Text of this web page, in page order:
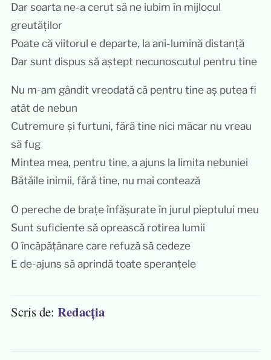
Dar soarta ne-a cerut să ne iubim în mijlocul
greutăților
Poate că viitorul e departe, la ani-lumină distanță
Dar sunt dispus să aștept necunoscutul pentru tine
Nu m-am gândit vreodată că pentru tine aș putea fi
atât de nebun
Cutremure și furtuni, fără tine nici măcar nu vreau
să fug
Mintea mea, pentru tine, a ajuns la limita nebuniei
Bătăile inimii, fără tine, nu mai contează
O pereche de brațe înfășurate în jurul pieptului meu
Sunt suficiente să oprească rotirea lumii
O încăpățânare care refuză să cedeze
E de-ajuns să aprindă toate speranțele
Scris de: Redacția